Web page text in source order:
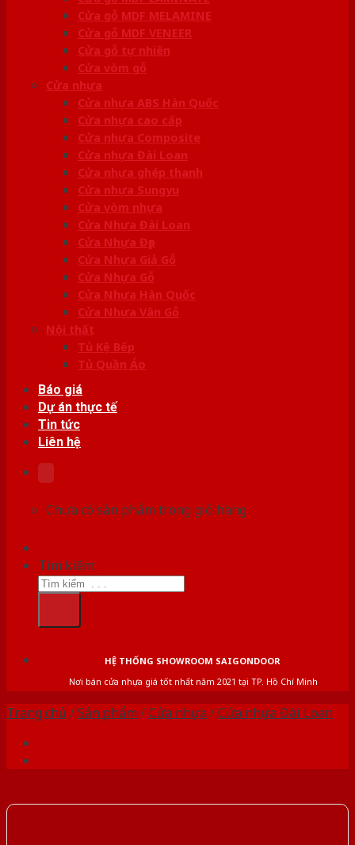
Cửa gỗ MDF MELAMINE
Cửa gỗ MDF VENEER
Cửa gỗ tự nhiên
Cửa vòm gỗ
Cửa nhựa
Cửa nhựa ABS Hàn Quốc
Cửa nhựa cao cấp
Cửa nhựa Composite
Cửa nhựa Đài Loan
Cửa nhựa ghép thanh
Cửa nhựa Sungyu
Cửa vòm nhựa
Cửa Nhựa Đài Loan
Cửa Nhựa Đẹp
Cửa Nhựa Giả Gỗ
Cửa Nhựa Gỗ
Cửa Nhựa Hàn Quốc
Cửa Nhựa Vân Gỗ
Nội thất
Tủ Kệ Bếp
Tủ Quần Áo
Báo giá
Dự án thực tế
Tin tức
Liên hệ
Chưa có sản phẩm trong giỏ hàng.
Tìm kiếm:
HỆ THỐNG SHOWROOM SAIGONDOOR
Nơi bán cửa nhựa giá tốt nhất năm 2021 tại TP. Hồ Chí Minh
Trang chủ /Sản phẩm /Cửa nhựa /Cửa nhựa Đài Loan